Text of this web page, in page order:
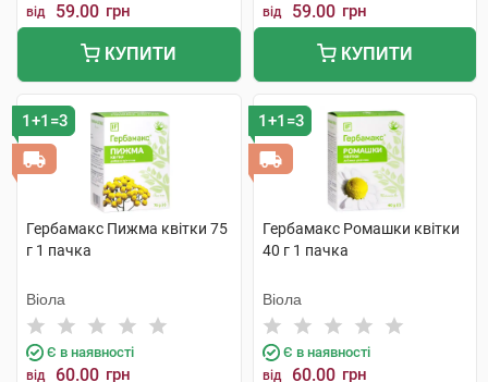
від 59.00 грн
КУПИТИ
від 59.00 грн
КУПИТИ
1+1=3
Гербамакс Пижма квітки 75
г 1 пачка
Віола
Є в наявності
від 60.00 грн
1+1=3
Гербамакс Ромашки квітки
40 г 1 пачка
Віола
Є в наявності
від 60.00 грн